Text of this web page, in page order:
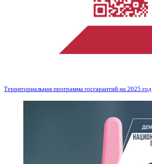
Территориальная программа госгарантий на 2025 год